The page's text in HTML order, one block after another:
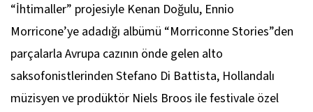
“İhtimaller” projesiyle Kenan Doğulu, Ennio
Morricone’ye adadığı albümü “Morriconne Stories”den
parçalarla Avrupa cazının önde gelen alto
saksofonistlerinden Stefano Di Battista, Hollandalı
müzisyen ve prodüktör Niels Broos ile festivale özel